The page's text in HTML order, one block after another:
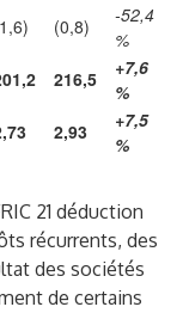
(0,8)
-52,4
%
216,5
+7,6
%
2,93
+7,5
%
21 déduction
récurrents, des
des sociétés
de certains